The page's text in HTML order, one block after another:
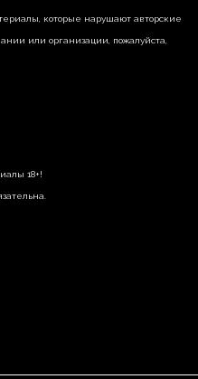
которые нарушают авторские
или организации, пожалуйста,
18+!